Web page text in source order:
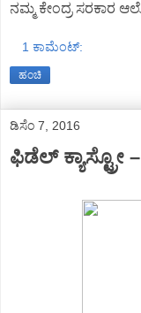
ನಮ್ಮ ಕೇಂದ್ರ ಸರಕಾರ
1 ಕಾಮೆಂಟ್‌:
ಹಂಚಿ
ಡಿಸೆಂ 7, 2016
ಫಿಡೆಲ್ ಕ್ಯಾಸ್ಟ್ರೋ